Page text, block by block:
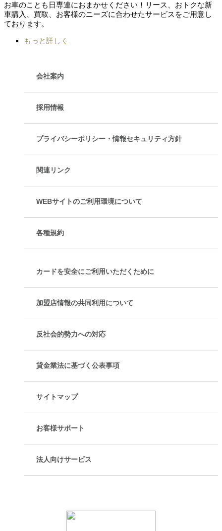
お車のことも日専連におまかせください！リース、おトクな新
車購入、買取、お客様のニーズに合わせたサービスをご用意し
ております。
もっと詳しく
会社案内
採用情報
プライバシーポリシー・情報セキュリティ方針
関連リンク
WEBサイトのご利用環境について
各種規約
カードを安全にご利用いただくために
加盟店情報の共同利用について
反社会的勢力への対応
貸金業法に基づく公表事項
サイトマップ
お客様サポート
法人向けサービス